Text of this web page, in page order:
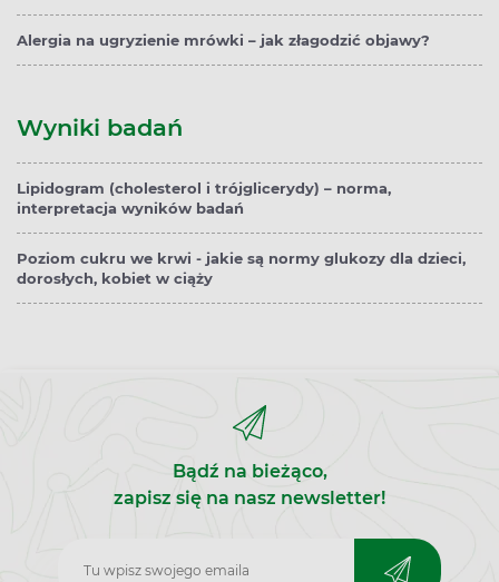
Alergia na ugryzienie mrówki – jak złagodzić objawy?
Wyniki badań
Lipidogram (cholesterol i trójglicerydy) – norma,
interpretacja wyników badań
Poziom cukru we krwi - jakie są normy glukozy dla dzieci,
dorosłych, kobiet w ciąży
Bądź na bieżąco,
zapisz się na nasz newsletter!
Zapisz